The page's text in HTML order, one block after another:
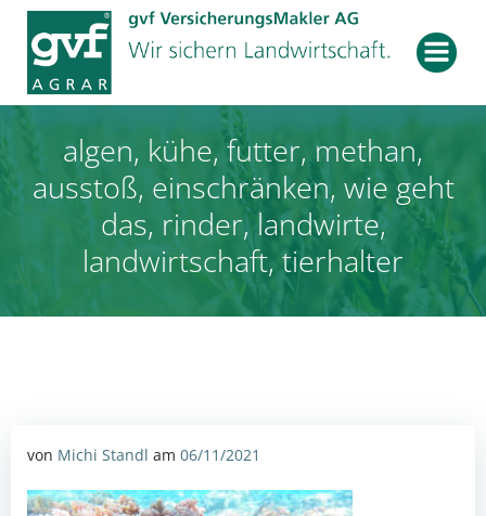
Zum
Inhalt
springen
algen, kühe, futter, methan,
ausstoß, einschränken, wie geht
das, rinder, landwirte,
landwirtschaft, tierhalter
von Michi Standl am 06/11/2021